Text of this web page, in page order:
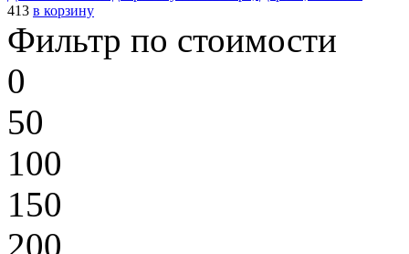
413 в корзину
Фильтр по стоимости
0
50
100
150
200